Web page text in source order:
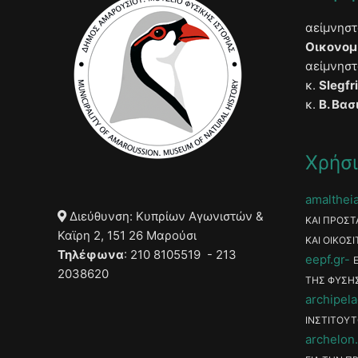
Διεύθυνση: Κυπρίων Αγωνιστών &
Καϊρη 2, 151 26 Μαρούσι
Τηλέφωνα: 210 8105519 - 213
2038620
κ.
κ. Β.
ΚΑΙ
ΚΑΙ
eepf.gr
ΤΗΣ